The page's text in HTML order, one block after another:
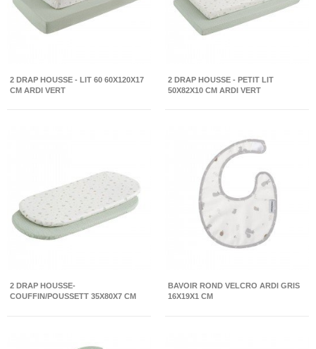
2 DRAP HOUSSE - LIT 60 60X120X17
CM ARDI VERT
2 DRAP HOUSSE - PETIT LIT
50X82X10 CM ARDI VERT
2 DRAP HOUSSE-
COUFFIN/POUSSETT 35X80X7 CM
BAVOIR ROND VELCRO ARDI GRIS
16X19X1 CM